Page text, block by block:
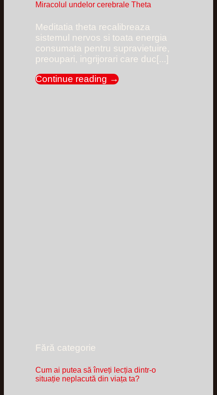
Miracolul undelor cerebrale Theta
Meditatia theta recalibreaza
sistemul nervos si toata energia
consumata pentru supravietuire,
preoupari, ingrijorari care duc[...]
Continue reading →
Fără categorie
Cum ai putea să înveți lecția dintr-o
situație neplacută din viața ta?